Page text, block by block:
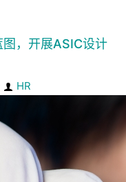
，开展ASIC设计
HR